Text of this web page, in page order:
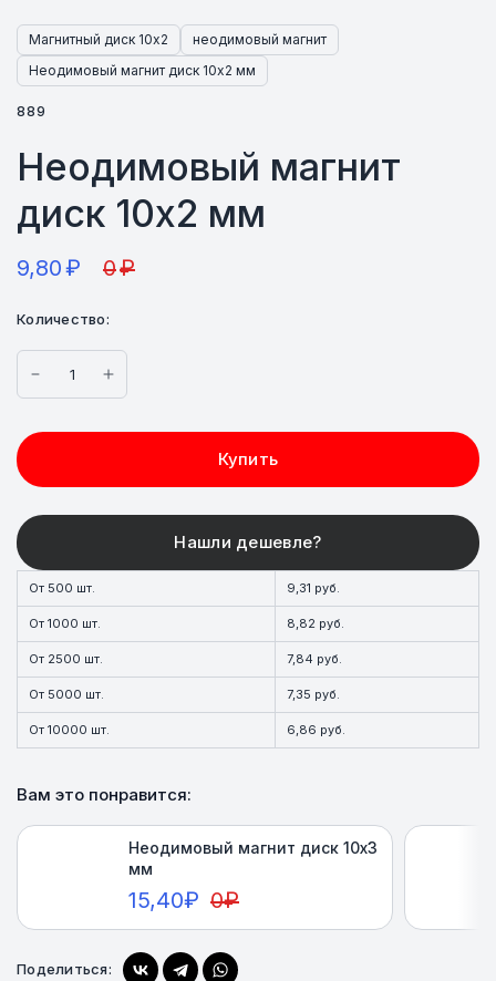
Магнитный диск 10х2
неодимовый магнит
Неодимовый магнит диск 10х2 мм
889
Неодимовый магнит
диск 10х2 мм
9,80₽ 0₽
Количество:
Купить
От 500 шт. 9,31 руб.
От 1000 шт. 8,82 руб.
От 2500 шт. 7,84 руб.
От 5000 шт. 7,35 руб.
От 10000 шт. 6,86 руб.
Вам это понравится:
Неодимовый магнит диск 10х3
мм
15,40₽ 0₽
Купить
Поделиться: